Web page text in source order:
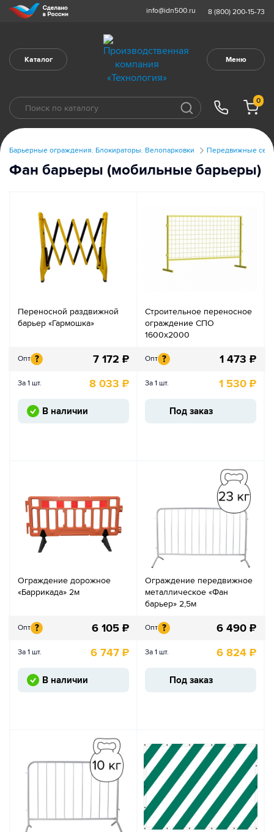
info@idn500.ru 8 (800) 200-15-73
Каталог Меню
0
Барьерные ограждения. Блокираторы. Велопарковки Передвижные
Фан барьеры (мобильные барьеры)
Переносной раздвижной
барьер «Гармошка»
Опт ? 7 172 ₽
За 1 шт. 8 033 ₽
В наличии
Строительное переносное
ограждение СПО
1600х2000
Опт ? 1 473 ₽
За 1 шт. 1 530 ₽
Под заказ
Ограждение дорожное
«Баррикада» 2м
Опт ? 6 105 ₽
За 1 шт. 6 747 ₽
В наличии
Ограждение передвижное
металлическое «Фан
барьер» 2,5м
Опт ? 6 490 ₽
За 1 шт. 6 824 ₽
Под заказ